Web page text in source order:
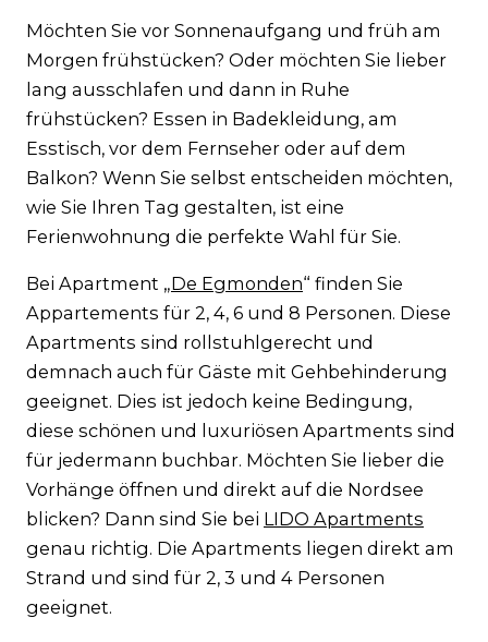
Möchten Sie vor Sonnenaufgang und früh am
Morgen frühstücken? Oder möchten Sie lieber
lang ausschlafen und dann in Ruhe
frühstücken? Essen in Badekleidung, am
Esstisch, vor dem Fernseher oder auf dem
Balkon? Wenn Sie selbst entscheiden möchten,
wie Sie Ihren Tag gestalten, ist eine
Ferienwohnung die perfekte Wahl für Sie.
Bei Apartment „De Egmonden“ finden Sie
Appartements für 2, 4, 6 und 8 Personen. Diese
Apartments sind rollstuhlgerecht und
demnach auch für Gäste mit Gehbehinderung
geeignet. Dies ist jedoch keine Bedingung,
diese schönen und luxuriösen Apartments sind
für jedermann buchbar. Möchten Sie lieber die
Vorhänge öffnen und direkt auf die Nordsee
blicken? Dann sind Sie bei LIDO Apartments
genau richtig. Die Apartments liegen direkt am
Strand und sind für 2, 3 und 4 Personen
geeignet.